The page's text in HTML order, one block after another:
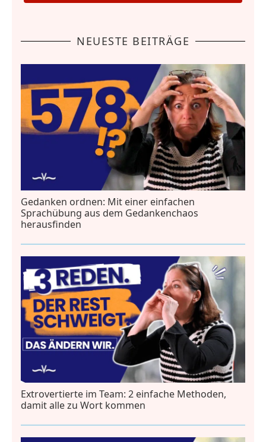
NEUESTE BEITRÄGE
Gedanken ordnen: Mit einer einfachen
Sprachübung aus dem Gedankenchaos
herausfinden
Extrovertierte im Team: 2 einfache Methoden,
damit alle zu Wort kommen